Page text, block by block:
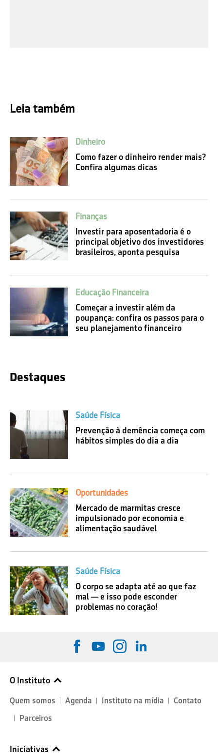
Leia também
Dinheiro
Como fazer o dinheiro render mais?
Confira algumas dicas
Finanças
Investir para aposentadoria é o
principal objetivo dos investidores
brasileiros, aponta pesquisa
Educação Financeira
Começar a investir além da
poupança: confira os passos para o
seu planejamento financeiro
Destaques
Saúde Física
Prevenção à demência começa com
hábitos simples do dia a dia
Oportunidades
Mercado de marmitas cresce
impulsionado por economia e
alimentação saudável
Saúde Física
O corpo se adapta até ao que faz
mal — e isso pode esconder
problemas no coração!
O Instituto
Quem somos Agenda Instituto na mídia
Contato
Parceiros
Iniciativas